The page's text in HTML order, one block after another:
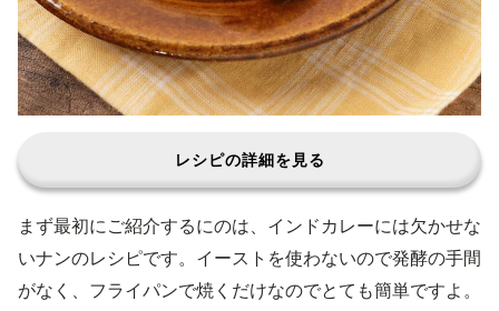
レシピの詳細を見る
まず最初にご紹介するにのは、インドカレーには欠かせな
いナンのレシピです。イーストを使わないので発酵の手間
がなく、フライパンで焼くだけなのでとても簡単ですよ。